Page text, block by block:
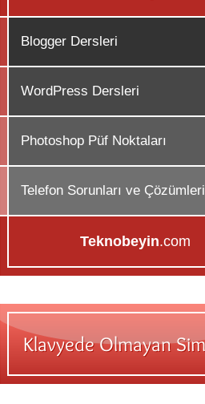
Blogger Dersleri
WordPress Dersleri
Photoshop Püf Noktaları
Telefon Sorunları ve Çözümleri
Teknobeyin.com